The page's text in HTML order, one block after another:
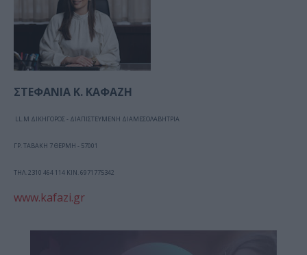
ΣΤΕΦΑΝΙΑ Κ. ΚΑΦΑΖΗ
LL.M ΔΙΚΗΓΟΡΟΣ - ΔΙΑΠΙΣΤΕΥΜΕΝΗ ΔΙΑΜΕΣΟΛΑΒΗΤΡΙΑ
ΓΡ. ΤΑΒΑΚΗ 7 ΘΕΡΜΗ - 57001
ΤΗΛ. 2310 464 114 ΚΙΝ. 6971775342
www.kafazi.gr